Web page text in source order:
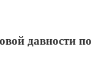
давности по